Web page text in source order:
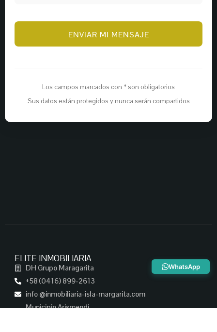
Los campos marcados con * son obligatorios
Sus datos están protegidos y nunca serán compartidos
ELITE INMOBILIARIA
DH Grupo Maragarita
+58 (0416) 899-2613
info @inmobiliaria-isla-margarita.com
Municipio Arismendi
WhatsApp